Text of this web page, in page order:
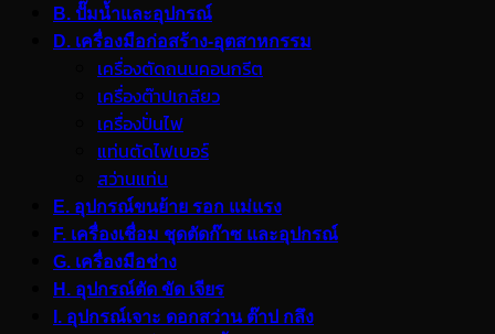
B. ปั๊มน้ำและอุปกรณ์
D. เครื่องมือก่อสร้าง-อุตสาหกรรม
เครื่องตัดถนนคอนกรีต
เครื่องต๊าปเกลียว
เครื่องปั่นไฟ
แท่นตัดไฟเบอร์
สว่านแท่น
E. อุปกรณ์ขนย้าย รอก แม่แรง
F. เครื่องเชื่อม ชุดตัดก๊าซ และอุปกรณ์
G. เครื่องมือช่าง
H. อุปกรณ์ตัด ขัด เจียร
I. อุปกรณ์เจาะ ดอกสว่าน ต๊าป กลึง